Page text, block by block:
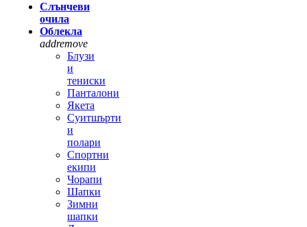
Слънчеви
очила
Облекла
addremove
Блузи
и
тениски
Панталони
Якета
Суитшърти
и
полари
Спортни
екипи
Чорапи
Шапки
Зимни
шапки